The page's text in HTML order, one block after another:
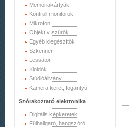
Memóriakártyák
Kontroll monitorok
Mikrofon
Objektív szűrők
Egyéb kiegészítők
Szkenner
Lessátor
Kioldók
Stúdióállvány
Kamera keret, fogantyú
Szórakoztató elektronika
Digitális képkeretek
Fülhallgató, hangszóró